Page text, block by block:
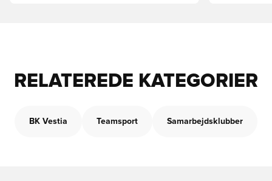
RELATEREDE KATEGORIER
BK Vestia Teamsport Samarbejdsklubber